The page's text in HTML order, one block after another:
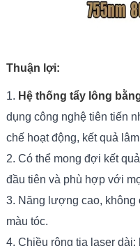
Thuận lợi:
1. Hệ thống tẩy lông
dụng công nghệ tiên tiến
chế hoạt động, kết quả
2. Có thể mong đợi kết
đầu tiên và phù hợp với
3. Năng lượng cao,
màu tóc.
4. Chiều rộng tia laser